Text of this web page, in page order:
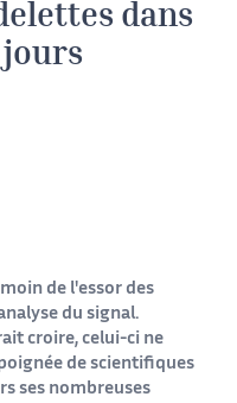
dans
jours
de l'essor des
du signal.
croire, celui-ci ne
de scientifiques
ses nombreuses